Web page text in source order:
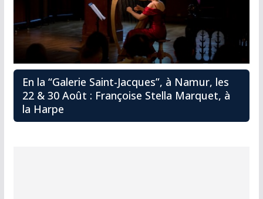
En la “Galerie Saint-Jacques”, à Namur, les
22 & 30 Août : Françoise Stella Marquet, à
la Harpe